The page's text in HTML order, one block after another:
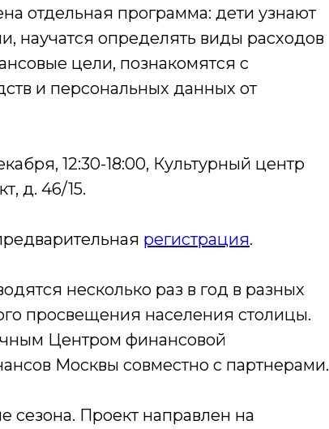
отдельная программа: дети узнают
научатся определять виды расходов
цели, познакомятся с
и персональных данных от
12:30-18:00, Культурный центр
д. 46/15.
регистрация.
несколько раз в год в разных
просвещения населения столицы.
Центром финансовой
Москвы совместно с партнерами.
сезона. Проект направлен на